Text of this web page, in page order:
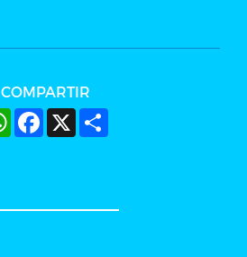
COMPARTIR
WhatsAppFacebook
X